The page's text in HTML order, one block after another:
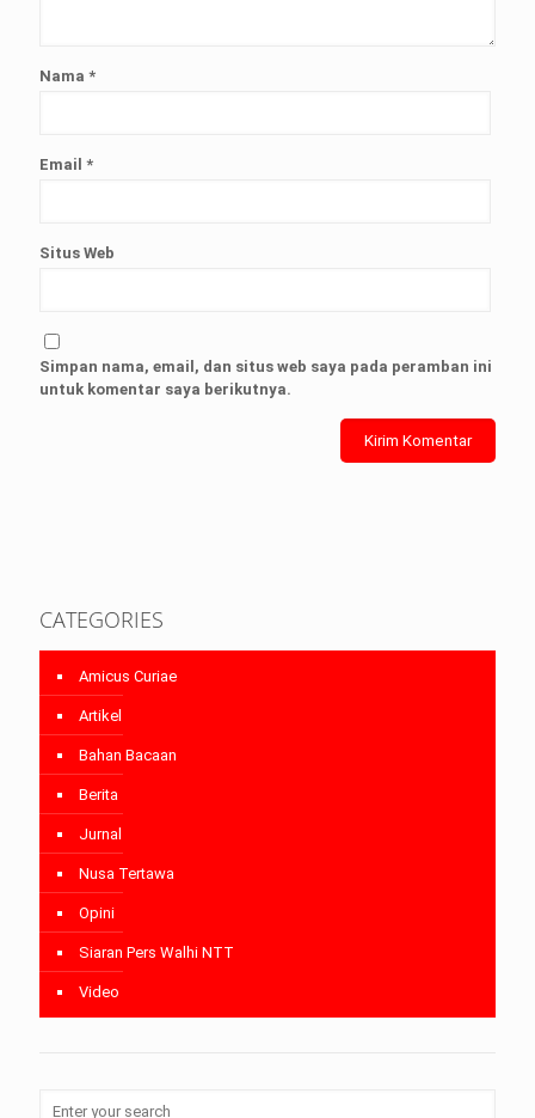
Nama *
Email *
Situs Web
Simpan nama, email, dan situs web saya pada peramban ini
untuk komentar saya berikutnya.
CATEGORIES
Amicus Curiae
Artikel
Bahan Bacaan
Berita
Jurnal
Nusa Tertawa
Opini
Siaran Pers Walhi NTT
Video